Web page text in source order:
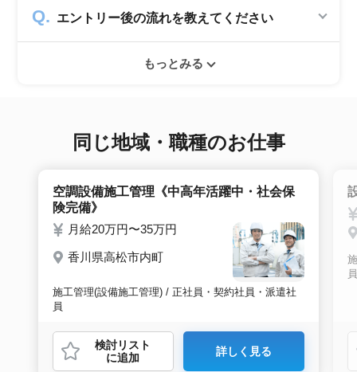
業のみ掲載をしています。60代・70代以上の
就職実績も多数ありますので年齢に気負いせず
ぜひ紹介依頼へ進んでください。
エントリー後の流れを教えてください
ーとヒアリングのお時間を頂きます。その後希
もっとみる
同じ地域・職種のお仕事
空調設備施工管理《中高年活躍中・社会保
険完備》
月給20万円〜35万円
香川県高松市内町
施工管理(設備施工管理) / 正社員・契約社員・派遣社
員
検討リスト
に追加
詳しく見る
員